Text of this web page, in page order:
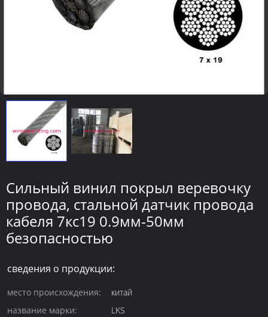
Сильный винил покрыл веревочку
провода, стальной датчик провода
кабеля 7кс19 0.9мм-50мм
безопасностью
сведения о продукции:
место происхождения:
китай
название марки:
LKS